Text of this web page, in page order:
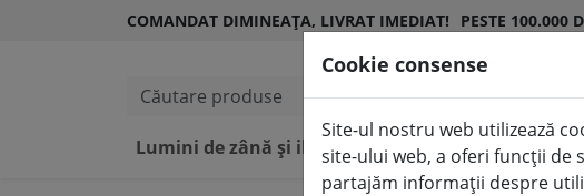
COMANDAT DIMINEAȚA, LIVRAT IMEDIAT! PESTE 100.000
Căutare produse
Lumini de zână și iluminat
Lumânări LED
Cookie consense
Site-ul nostru web utilizează
site-ului web, a oferi funcții de
partajăm informații despre